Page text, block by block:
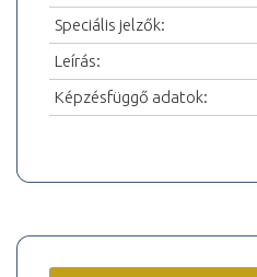
Speciális jelzők:
Leírás:
Képzésfüggő adatok: